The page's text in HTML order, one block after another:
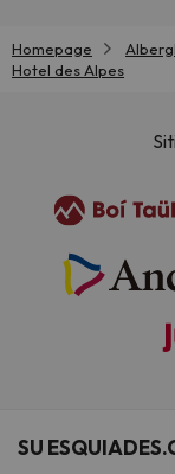
Homepage
Hotel des Alpes
SU